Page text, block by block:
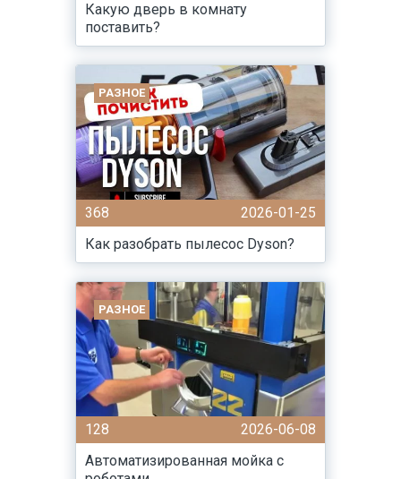
Какую дверь в комнату
поставить?
РАЗНОЕ
368
2026-01-25
Как разобрать пылесос Dyson?
РАЗНОЕ
128
2026-06-08
Автоматизированная мойка с